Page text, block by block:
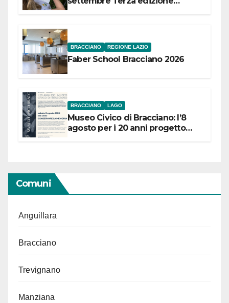
BRACCIANO REGIONE LAZIO
Faber School Bracciano 2026
BRACCIANO LAGO
Museo Civico di Bracciano: l’8
agosto per i 20 anni progetto
Comuni
Anguillara
Bracciano
Trevignano
Manziana